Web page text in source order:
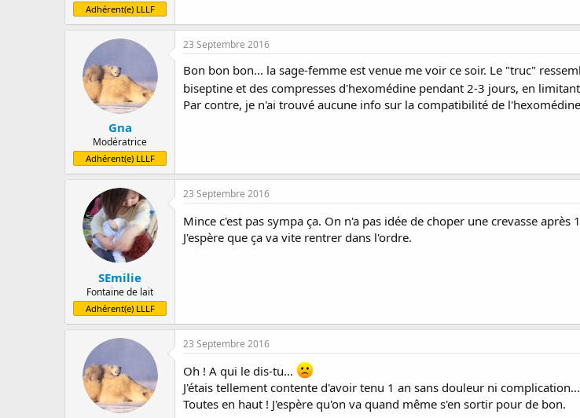
Adhérent(e) LLLF
Gna
Modératrice
Adhérent(e) LLLF
23 Septembre 2016
Bon bon bon... la sage-femme est venue me voir ce soir. Le "truc"
biseptine et des compresses d'hexomédine pendant 2-3 jours, en
Par contre, je n'ai trouvé aucune info sur la compatibilité de
SEmilie
Fontaine de lait
Adhérent(e) LLLF
23 Septembre 2016
Mince c'est pas sympa ça. On n'a pas idée de choper une crevasse après
J'espère que ça va vite rentrer dans l'ordre.
23 Septembre 2016
Oh ! A qui le dis-tu...
J'étais tellement contente d'avoir tenu 1 an sans douleur ni
Toutes en haut ! J'espère qu'on va quand même s'en sortir pour de bon.